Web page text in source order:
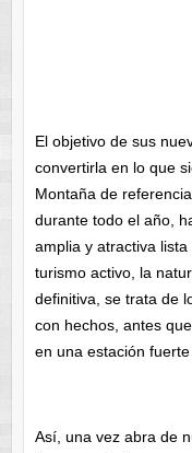
El objetivo de sus
convertirla en lo que
Montaña de
durante todo el año,
amplia y atractiva
turismo activo, la
definitiva, se trata de
con hechos, antes
en una estación fuerte
Así, una vez abra de